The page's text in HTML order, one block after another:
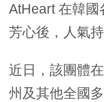
AtHeart 在韓國
芳心後，人氣
近日，該團體
州及其他全國